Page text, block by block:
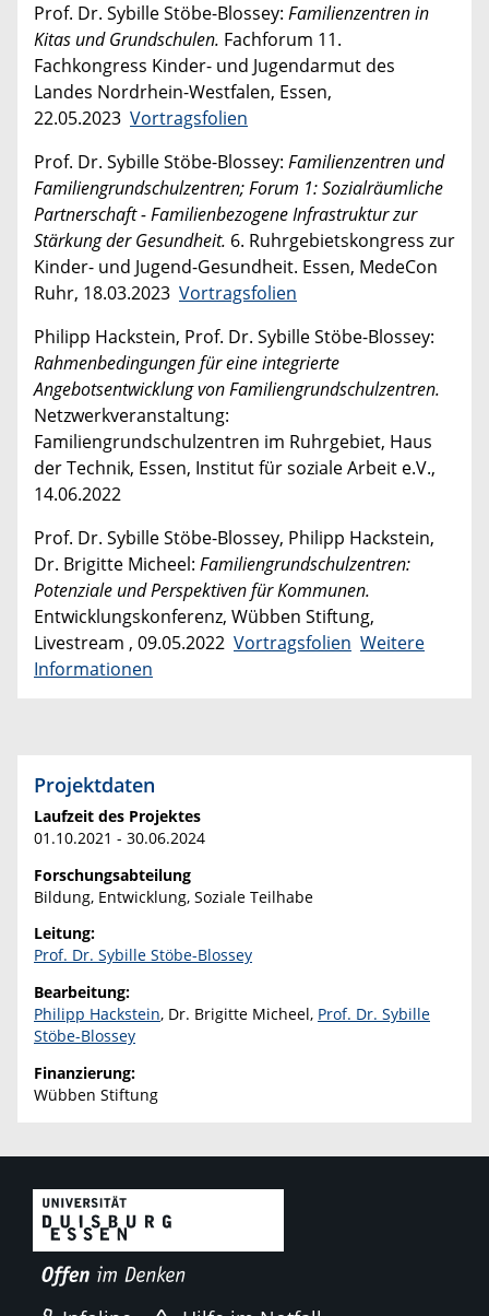
Prof. Dr. Sybille Stöbe-Blossey: Familienzentren in
Kitas und Grundschulen. Fachforum 11.
Fachkongress Kinder- und Jugendarmut des
Landes Nordrhein-Westfalen, Essen,
22.05.2023 Vortragsfolien
Prof. Dr. Sybille Stöbe-Blossey: Familienzentren und
Familiengrundschulzentren; Forum 1: Sozialräumliche
Partnerschaft - Familienbezogene Infrastruktur zur
Stärkung der Gesundheit. 6. Ruhrgebietskongress zur
Kinder- und Jugend-Gesundheit. Essen, MedeCon
Ruhr, 18.03.2023 Vortragsfolien
Philipp Hackstein, Prof. Dr. Sybille Stöbe-Blossey:
Rahmenbedingungen für eine integrierte
Angebotsentwicklung von Familiengrundschulzentren.
Netzwerkveranstaltung:
Familiengrundschulzentren im Ruhrgebiet, Haus
der Technik, Essen, Institut für soziale Arbeit e.V.,
14.06.2022
Prof. Dr. Sybille Stöbe-Blossey, Philipp Hackstein,
Dr. Brigitte Micheel: Familiengrundschulzentren:
Potenziale und Perspektiven für Kommunen.
Entwicklungskonferenz, Wübben Stiftung,
Livestream , 09.05.2022 Vortragsfolien Weitere
Informationen
Projektdaten
Laufzeit des Projektes
01.10.2021 - 30.06.2024
Forschungsabteilung
Bildung, Entwicklung, Soziale Teilhabe
Leitung:
Prof. Dr. Sybille Stöbe-Blossey
Bearbeitung:
Philipp Hackstein, Dr. Brigitte Micheel, Prof. Dr. Sybille
Stöbe-Blossey
Finanzierung:
Wübben Stiftung